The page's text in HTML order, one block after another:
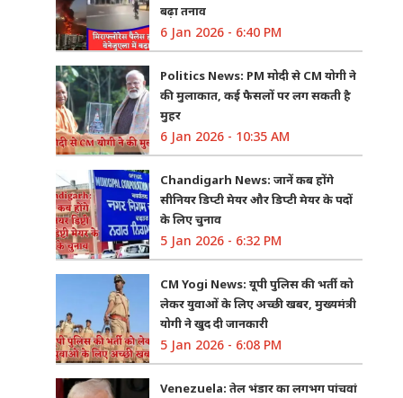
बढ़ा तनाव
6 Jan 2026 - 6:40 PM
Politics News: PM मोदी से CM योगी ने
की मुलाकात, कई फैसलों पर लग सकती है
मुहर
6 Jan 2026 - 10:35 AM
Chandigarh News: जानें कब होंगे
सीनियर डिप्टी मेयर और डिप्टी मेयर के पदों
के लिए चुनाव
5 Jan 2026 - 6:32 PM
CM Yogi News: यूपी पुलिस की भर्ती को
लेकर युवाओं के लिए अच्छी खबर, मुख्यमंत्री
योगी ने खुद दी जानकारी
5 Jan 2026 - 6:08 PM
Venezuela: तेल भंडार का लगभग पांचवां